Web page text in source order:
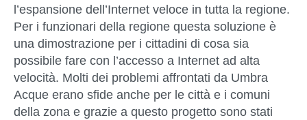
l’espansione dell’Internet veloce in tutta la regione.
Per i funzionari della regione questa soluzione è
una dimostrazione per i cittadini di cosa sia
possibile fare con l’accesso a Internet ad alta
velocità. Molti dei problemi affrontati da Umbra
Acque erano sfide anche per le città e i comuni
della zona e grazie a questo progetto sono stati